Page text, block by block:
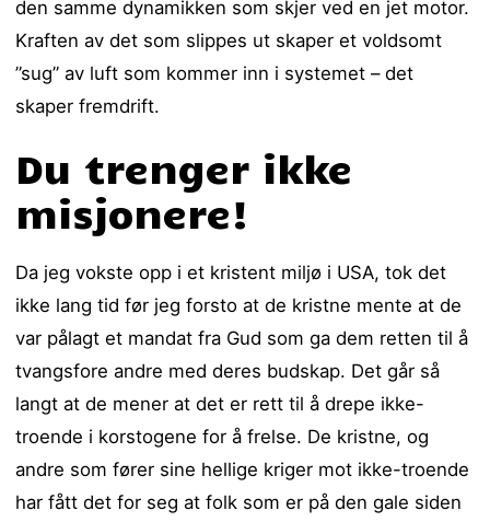
den samme dynamikken som skjer ved en jet motor.
Kraften av det som slippes ut skaper et voldsomt
”sug” av luft som kommer inn i systemet – det
skaper fremdrift.
Du trenger ikke
misjonere!
Da jeg vokste opp i et kristent miljø i USA, tok det
ikke lang tid før jeg forsto at de kristne mente at de
var pålagt et mandat fra Gud som ga dem retten til å
tvangsfore andre med deres budskap. Det går så
langt at de mener at det er rett til å drepe ikke-
troende i korstogene for å frelse. De kristne, og
andre som fører sine hellige kriger mot ikke-troende
har fått det for seg at folk som er på den gale siden